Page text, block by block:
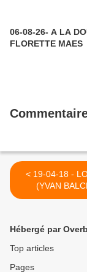
06-08-26- A LA
FLORETTE MAES
< 19-04-18 - LOURDES
(YVAN
Hébergé par
Top articles
Pages